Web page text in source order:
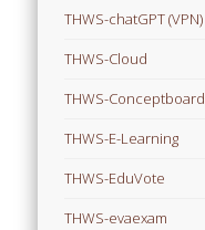
THWS-chatGPT (VPN)
THWS-Cloud
THWS-Conceptboard
THWS-E-Learning
THWS-EduVote
THWS-evaexam